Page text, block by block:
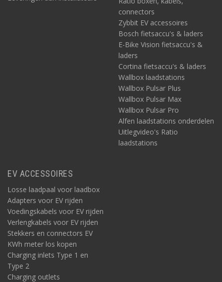
connectors
Zybbit EV accessoires
Bosch fietsaccu's & laders
E-Bike Vision fietsaccu's &
laders
Cortina fietsaccu's & laders
Wallbox laadstations
Wallbox Pulsar Plus
Wallbox Pulsar Max
Wallbox Pulsar Pro
Alfen laadstations onderdelen
Uitlegvideo's Ratio
laadstations
EV ACCESSOIRES
Losse laadpaal voor laadbox
Adapters voor EV rijden
Voedingskabels voor EV rijden
Verlengkabels voor EV rijden
Stekkers en connectors EV
KWh meter los kopen
Charging inlets Type 1 en
Type 2
Charging outlets